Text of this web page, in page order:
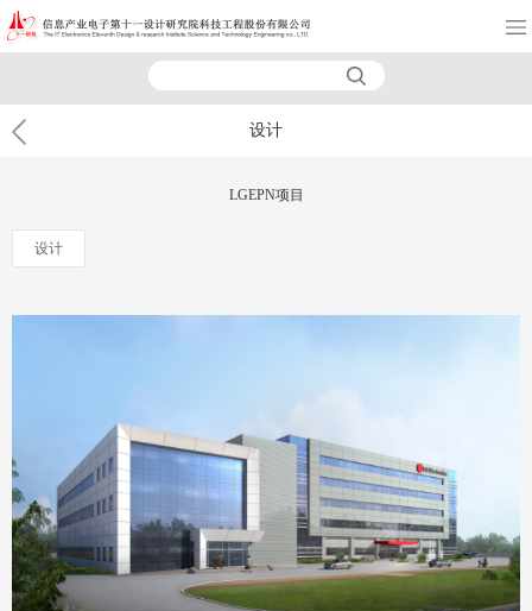
设计
LGEPN项目
设计